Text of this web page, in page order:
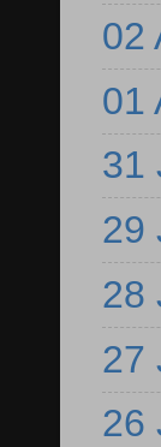
02
01
31
29
28
27
26